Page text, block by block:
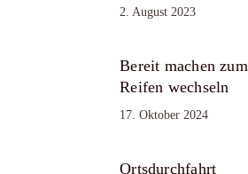
2. August 2023
Bereit machen zum
Reifen wechseln
17. Oktober 2024
Ortsdurchfahrt